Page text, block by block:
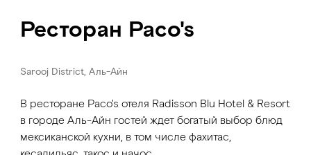
Ресторан Paco's
Sarooj District, Аль-Айн
В ресторане Paco's отеля Radisson Blu Hotel & Resort
в городе Аль-Айн гостей ждет богатый выбор блюд
мексиканской кухни, в том числе фахитас,